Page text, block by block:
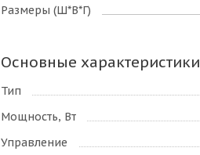
Размеры (Ш*В*Г)
Основные характеристики
Тип
Мощность, Вт
Управление